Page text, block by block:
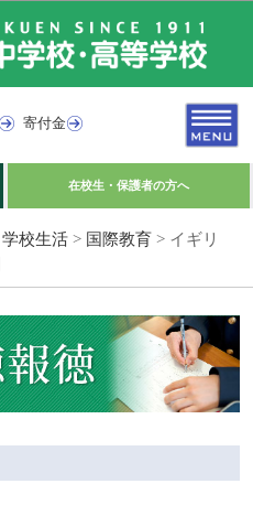
寄付金
在校生・保護者の方へ
学校生活> 国際教育> イギリ